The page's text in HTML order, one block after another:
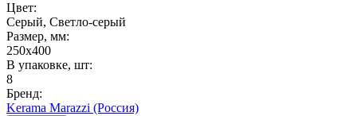
Цвет:
Серый, Светло-серый
Размер, мм:
250x400
В упаковке, шт:
8
Бренд:
Kerama Marazzi (Россия)